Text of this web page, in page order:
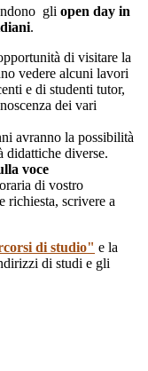
gli open day in
.
di visitare la
vedere alcuni lavori
e di studenti tutor,
dei vari
avranno la possibilità
didattiche diverse.
voce
di vostro
richiesta, scrivere a
di studio" e la
di studi e gli